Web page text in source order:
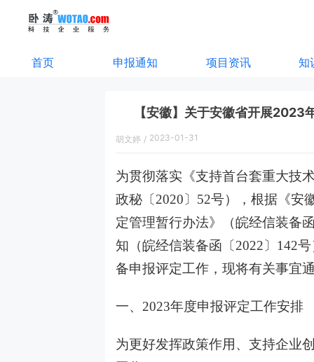
首页 申报通知 项目资讯 知
【安徽】关于安徽省开展2023
胡文婷 / 2023-01-31
为贯彻落实《支持首台套重大技
政秘〔2020〕52号），根据《安
定管理暂行办法》（皖经信装备
知（皖经信装备函〔2022〕142
备申报评定工作，现将有关事宜
一、2023年度申报评定工作安排
为更好发挥政策作用、支持企业